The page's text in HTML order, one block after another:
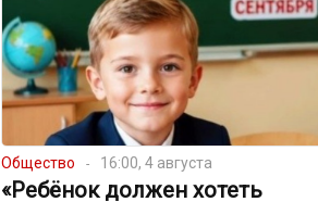
Общество 16:00, 4 августа
«Ребёнок должен хотеть